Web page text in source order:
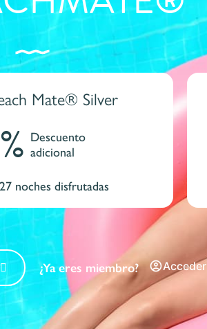
Mate® Silver
Descuento
adicional
noches disfrutadas
¿Ya eres miembro? Acceder